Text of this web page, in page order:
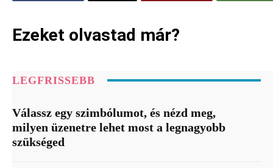
Ezeket olvastad már?
LEGFRISSEBB
Válassz egy szimbólumot, és nézd meg,
milyen üzenetre lehet most a legnagyobb
szükséged